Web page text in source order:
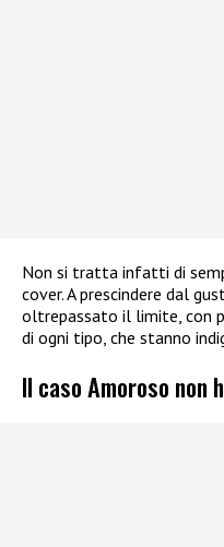
Non si tratta infatti di
cover. A prescindere dal
oltrepassato il limite, con
di ogni tipo, che stanno
Il caso Amoroso non